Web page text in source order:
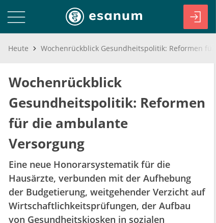
Heute
Wochenrückblick
Gesundheitspolitik: Reformen
für die ambulante
Versorgung
Eine neue Honorarsystematik für die
Hausärzte, verbunden mit der Aufhebung
der Budgetierung, weitgehender Verzicht auf
Wirtschaftlichkeitsprüfungen, der Aufbau
von Gesundheitskiosken in sozialen